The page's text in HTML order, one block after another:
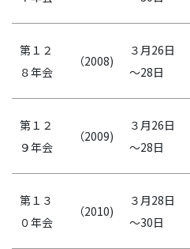
第１２
８年会
（2008)
３月26日
～28日
第１２
９年会
（2009)
３月26日
～28日
第１３
０年会
（2010)
３月28日
～30日